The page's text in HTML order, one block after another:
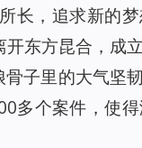
长，追求新的
东方昆合，成
子里的大气坚
多个案件，使